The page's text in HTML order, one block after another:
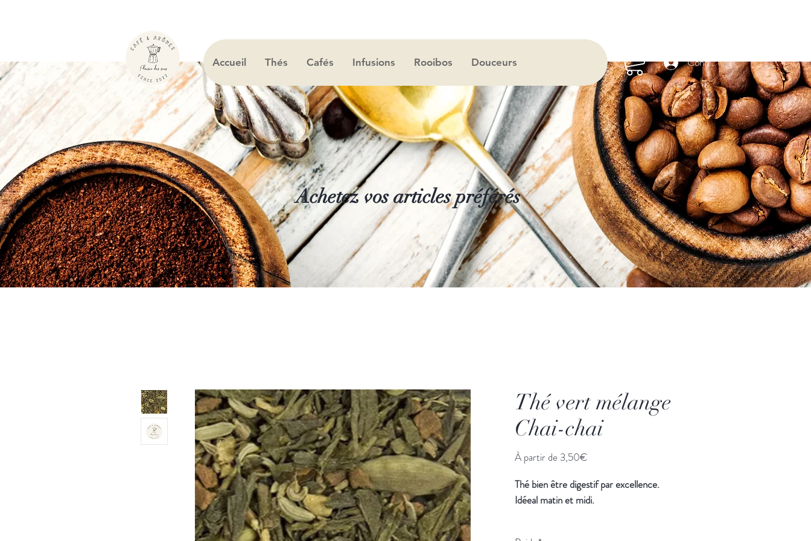
Accueil Thés Cafés Infusions Rooibos Douceurs Connexion
Achetez vos articles préférés
Thé vert mélange
Chai-chai
À partir de 3,50€
Thé bien être digestif par excellence.
Idéeal matin et midi.